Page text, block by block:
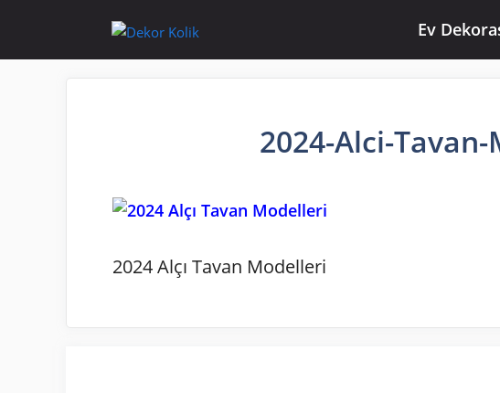
Ev
2024-Alci-
2024 Alçı Tavan Modelleri